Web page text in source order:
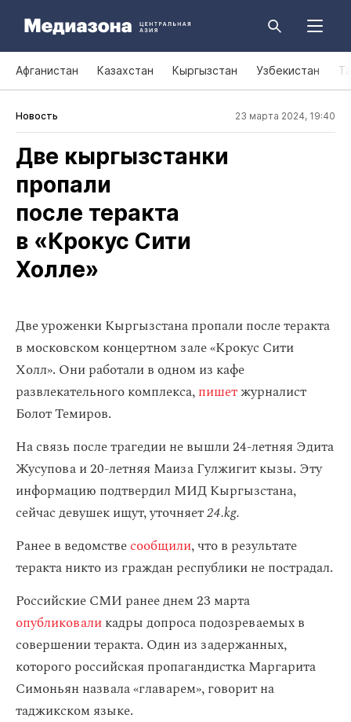
Афганистан Казахстан Кыргызстан Узбекистан
Новость 23 марта 2024, 19:40
Две кыргызстанки
пропали
после теракта
в «Крокус Сити
Холле»
Две уроженки Кыргызстана пропали после теракта
в московском концертном зале «Крокус Сити
Холл». Они работали в одном из кафе
развлекательного комплекса,пишетжурналист
Болот Темиров.
На связь после трагедии не вышли 24-летняя Эдита
Жусупова и 20-летняя Маиза Гулжигит кызы. Эту
информацию подтвердил МИД Кыргызстана,
сейчас девушек ищут, уточняет24.kg.
Ранее в ведомствесообщили, что в результате
теракта никто из граждан республики не пострадал.
Российские СМИ ранее днем 23 марта
опубликоваликадры допроса подозреваемых в
совершении теракта. Один из задержанных,
которого российская пропагандистка Маргарита
Симоньян назвала «главарем», говорит на
таджикском языке.